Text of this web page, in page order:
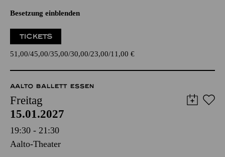
Besetzung einblenden
TICKETS
51,00 45,00 35,00 30,00 23,00 11,00 €
AALTO BALLETT ESSEN
Freitag
15.01.2027
19:30 - 21:30
Aalto-Theater